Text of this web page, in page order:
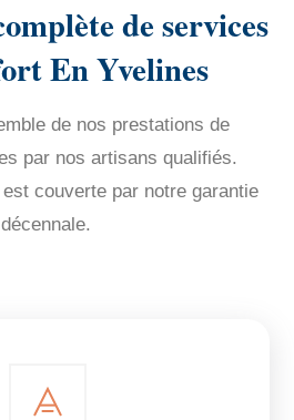
de services
En Yvelines
de nos prestations de
par nos artisans qualifiés.
couverte par notre garantie
décennale.